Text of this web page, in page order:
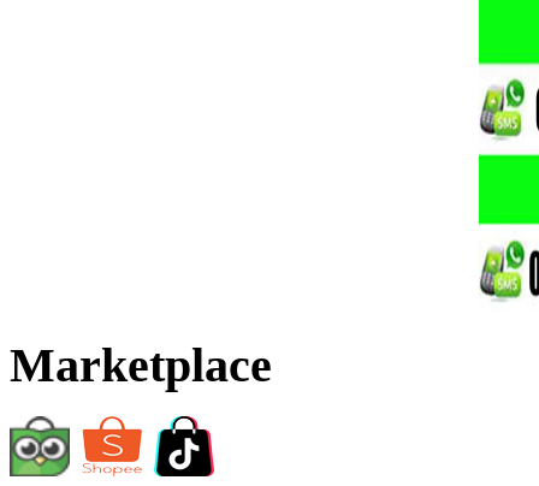
Marketplace